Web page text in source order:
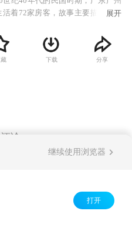
活着72家房客，故事主要描述房东
展开
下载 分享
论
继续使用浏览器
打开